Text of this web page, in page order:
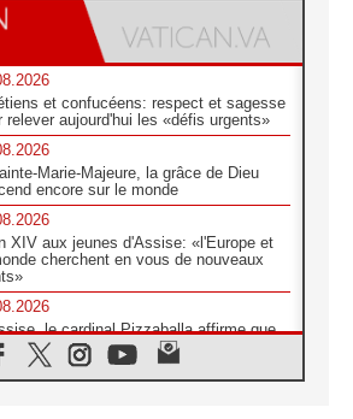
et confucéens: respect et sagesse
relever aujourd'hui les «défis urgents»
Marie-Majeure, la grâce de Dieu
encore sur le monde
XIV aux jeunes d'Assise: «l'Europe et
cherchent en vous de nouveaux
le cardinal Pizzaballa affirme que
chrétiens veulent la paix»